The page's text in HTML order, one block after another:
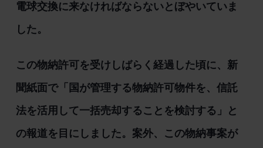
電球交換に来なければならないとぼやいていま
した。
この物納許可を受けしばらく経過した頃に、新
聞紙面で「国が管理する物納許可物件を、信託
法を活用して一括売却することを検討する」と
の報道を目にしました。案外、この物納事案が